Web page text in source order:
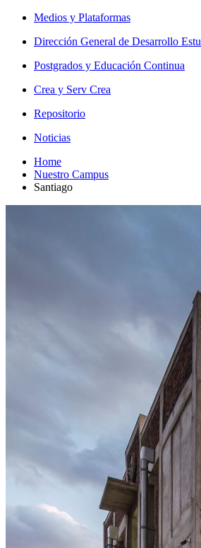
Medios y Plataformas
Dirección General de Desarrollo
Postgrados y Educación Continua
Crea y Serv Crea
Repositorio
Noticias
Home
Nuestro Campus
Santiago